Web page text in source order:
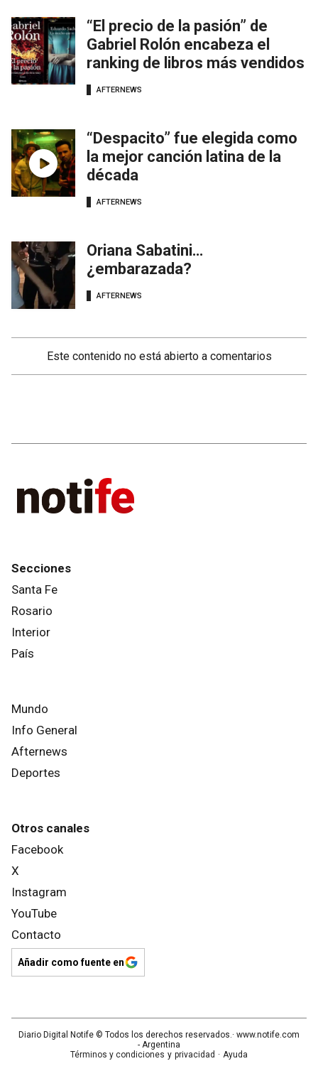
“El precio de la pasión” de
Gabriel Rolón encabeza el
ranking de libros más vendidos
AFTERNEWS
“Despacito” fue elegida como
la mejor canción latina de la
década
AFTERNEWS
Oriana Sabatini…
¿embarazada?
AFTERNEWS
Este contenido no está abierto a comentarios
Secciones
Santa Fe
Rosario
Interior
País
Mundo
Info General
Afternews
Deportes
Otros canales
Facebook
X
Instagram
YouTube
Contacto
Añadir como fuente en
Diario Digital Notife © Todos los derechos reservados.· www.notife.com
- Argentina
Términos y condiciones y privacidad · Ayuda